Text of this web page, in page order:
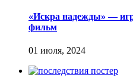
«Искра надежды» —
фильм